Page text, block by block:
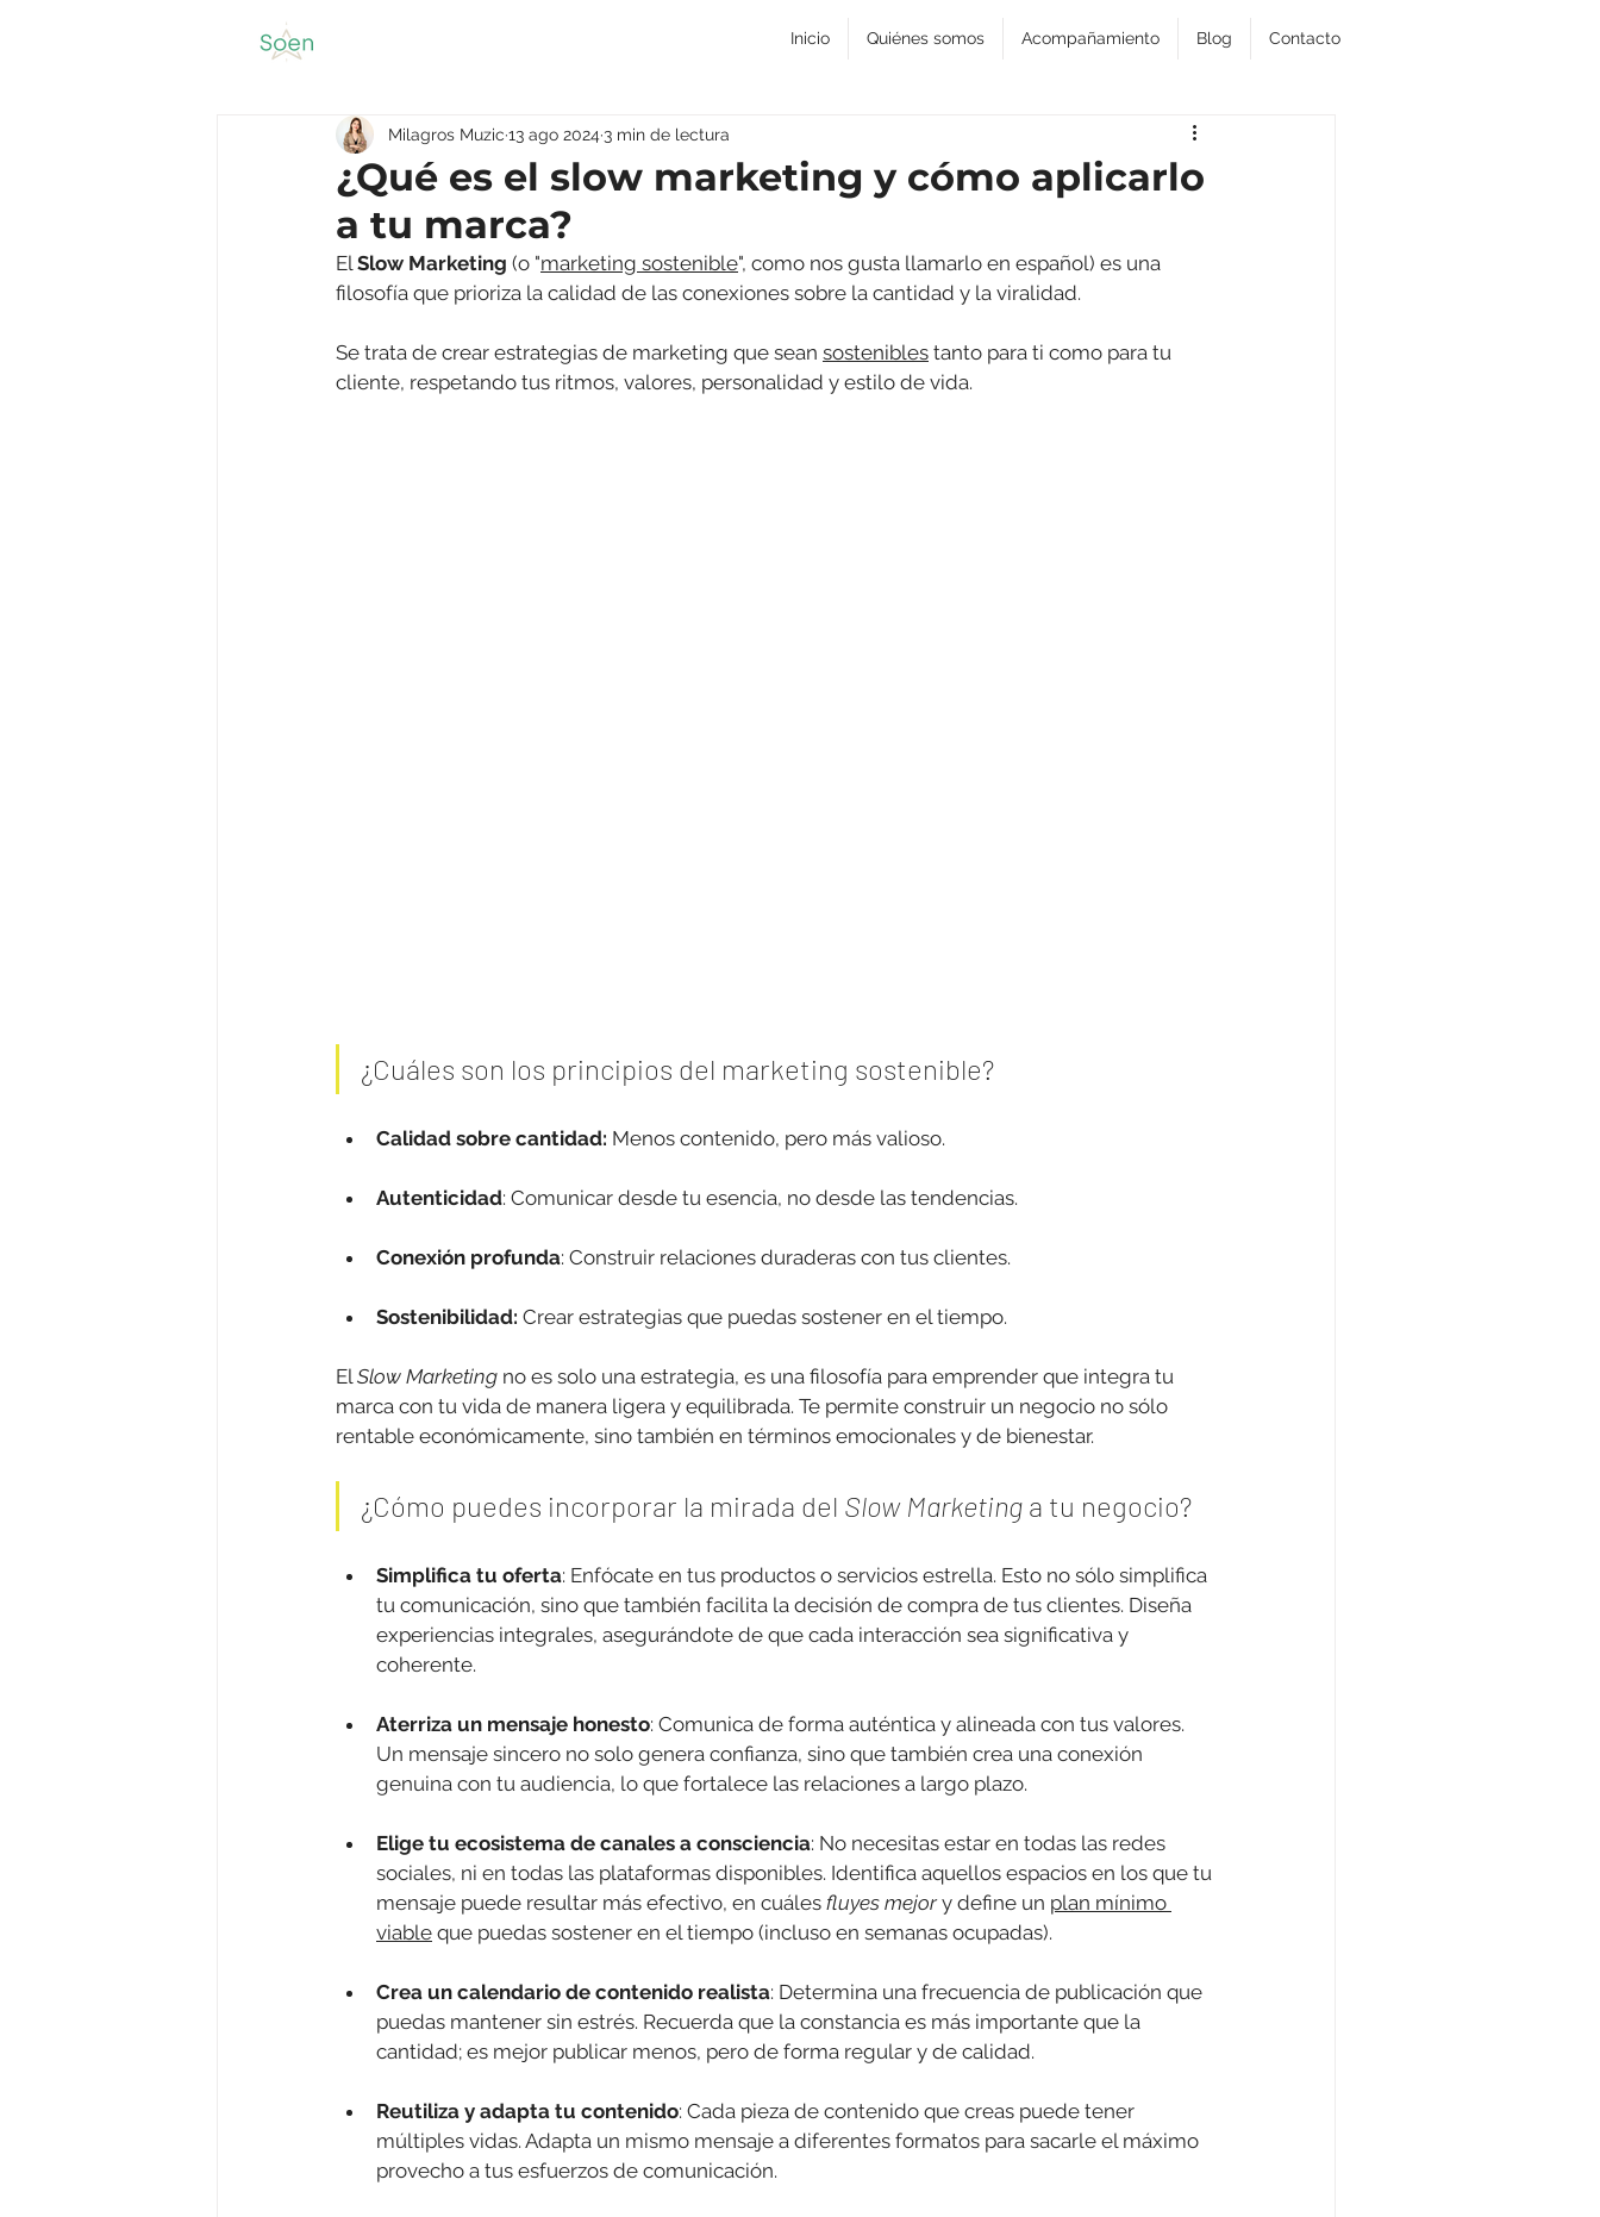
Inicio Quiénes somos Acompañamiento Blog Contacto
¿Qué es el slow marketing y cómo aplicarlo
a tu marca?
Milagros Muzic 13 ago 2024 3 min de lectura
El Slow Marketing (o "marketing sostenible", como nos gusta llamarlo en español) es una
filosofía que prioriza la calidad de las conexiones sobre la cantidad y la viralidad.
Se trata de crear estrategias de marketing que sean sostenibles tanto para ti como para tu
cliente, respetando tus ritmos, valores, personalidad y estilo de vida.
¿Cuáles son los principios del marketing sostenible?
Calidad sobre cantidad: Menos contenido, pero más valioso.
Autenticidad: Comunicar desde tu esencia, no desde las tendencias.
Conexión profunda: Construir relaciones duraderas con tus clientes.
Sostenibilidad: Crear estrategias que puedas sostener en el tiempo.
El Slow Marketing no es solo una estrategia, es una filosofía para emprender que integra tu
marca con tu vida de manera ligera y equilibrada. Te permite construir un negocio no sólo
rentable económicamente, sino también en términos emocionales y de bienestar.
¿Cómo puedes incorporar la mirada del Slow Marketing a tu negocio?
Simplifica tu oferta: Enfócate en tus productos o servicios estrella. Esto no sólo simplifica
tu comunicación, sino que también facilita la decisión de compra de tus clientes. Diseña
experiencias integrales, asegurándote de que cada interacción sea significativa y
coherente.
Aterriza un mensaje honesto: Comunica de forma auténtica y alineada con tus valores.
Un mensaje sincero no solo genera confianza, sino que también crea una conexión
genuina con tu audiencia, lo que fortalece las relaciones a largo plazo.
Elige tu ecosistema de canales a consciencia: No necesitas estar en todas las redes
sociales, ni en todas las plataformas disponibles. Identifica aquellos espacios en los que tu
mensaje puede resultar más efectivo, en cuáles fluyes mejor y define un plan mínimo
viable que puedas sostener en el tiempo (incluso en semanas ocupadas).
Crea un calendario de contenido realista: Determina una frecuencia de publicación que
puedas mantener sin estrés. Recuerda que la constancia es más importante que la
cantidad; es mejor publicar menos, pero de forma regular y de calidad.
Reutiliza y adapta tu contenido: Cada pieza de contenido que creas puede tener
múltiples vidas. Adapta un mismo mensaje a diferentes formatos para sacarle el máximo
provecho a tus esfuerzos de comunicación.